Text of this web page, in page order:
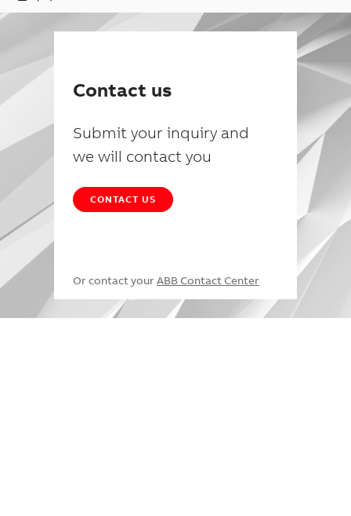
Contact us
Submit your inquiry and
we will contact you
CONTACT US
Or contact your ABB Contact Center